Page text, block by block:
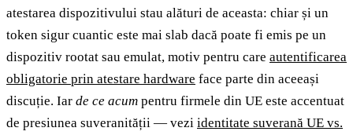
atestarea dispozitivului stau alături de aceasta: chiar și un
token sigur cuantic este mai slab dacă poate fi emis pe un
dispozitiv rootat sau emulat, motiv pentru care autentificarea
obligatorie prin atestare hardware face parte din aceeași
discuție. Iar de ce acum pentru firmele din UE este accentuat
de presiunea suveranității — vezi identitate suverană UE vs.